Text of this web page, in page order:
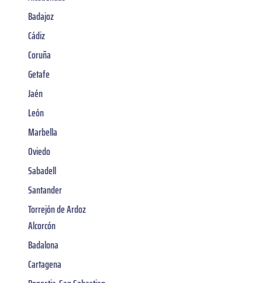
Badajoz
Cádiz
Coruña
Getafe
Jaén
León
Marbella
Oviedo
Sabadell
Santander
Torrejón de Ardoz
Alcorcón
Badalona
Cartagena